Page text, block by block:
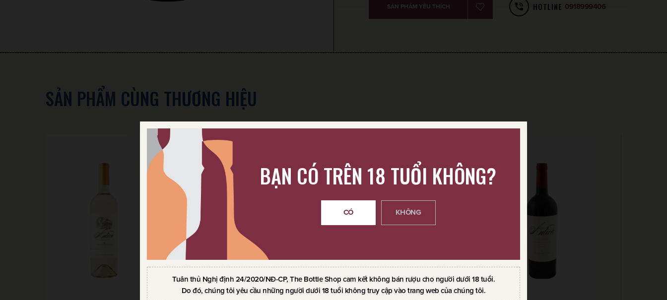
BẠN CÓ TRÊN 18 TUỔI KHÔNG?
CÓ KHÔNG
Tuân thủ Nghị định 24/2020/NĐ-CP, The Bottle Shop cam kết không bán rượu cho người dưới 18 tuổi.
Do đó, chúng tôi yêu cầu những người dưới 18 tuổi không truy cập vào trang web của chúng tôi.
SẢN PHẨM YÊU THÍCH HOTLINE 0918999406
SẢN PHẨM CÙNG THƯƠNG HIỆU